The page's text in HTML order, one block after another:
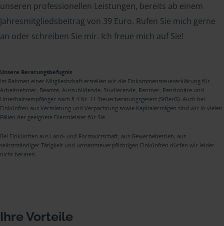
unseren professionellen Leistungen, bereits ab einem
Jahresmitgliedsbeitrag von 39 Euro. Rufen Sie mich gerne
an oder schreiben Sie mir. Ich freue mich auf Sie!
Unsere Beratungsbefugnis
Im Rahmen einer Mitgliedschaft erstellen wir die Einkommensteuererklärung für
Arbeitnehmer, Beamte, Auszubildende, Studierende, Rentner, Pensionäre und
Unterhaltsempfänger nach § 4 Nr. 11 Steuerberatungsgesetz (StBerG). Auch bei
Einkünften aus Vermietung und Verpachtung sowie Kapitalerträgen sind wir in vielen
Fällen der geeignete Dienstleister für Sie.
Bei Einkünften aus Land- und Forstwirtschaft, aus Gewerbebetrieb, aus
selbstständiger Tätigkeit und umsatzsteuerpflichtigen Einkünften dürfen wir leider
nicht beraten.
Ihre Vorteile